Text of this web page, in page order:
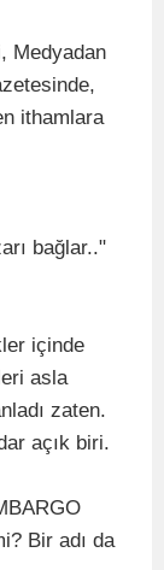
Medyadan
ithamlara
bağlar.."
içinde
asla
zaten.
açık biri.
Bir adı da